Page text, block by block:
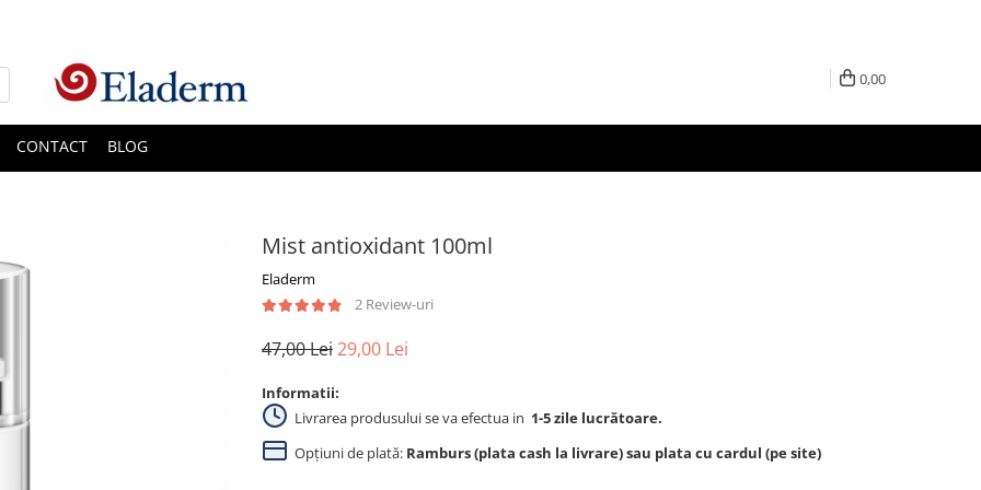
0,00
CONTACT BLOG
Mist antioxidant 100ml
Eladerm
2 Review-uri
47,00 Lei29,00 Lei
Informatii:
Livrarea produsului se va efectua in 1-5 zile lucrătoare.
Opțiuni de plată: Ramburs (plata cash la livrare) sau plata cu cardul (pe site)